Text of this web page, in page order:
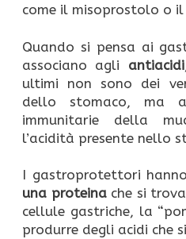
come il misoprostolo o
Quando si pensa ai
associano agli antiacidi
ultimi non sono dei
dello stomaco, ma
immunitarie della
l’acidità presente nello
I gastroprotettori
una proteinache si
cellule gastriche, la
produrre degli acidi che